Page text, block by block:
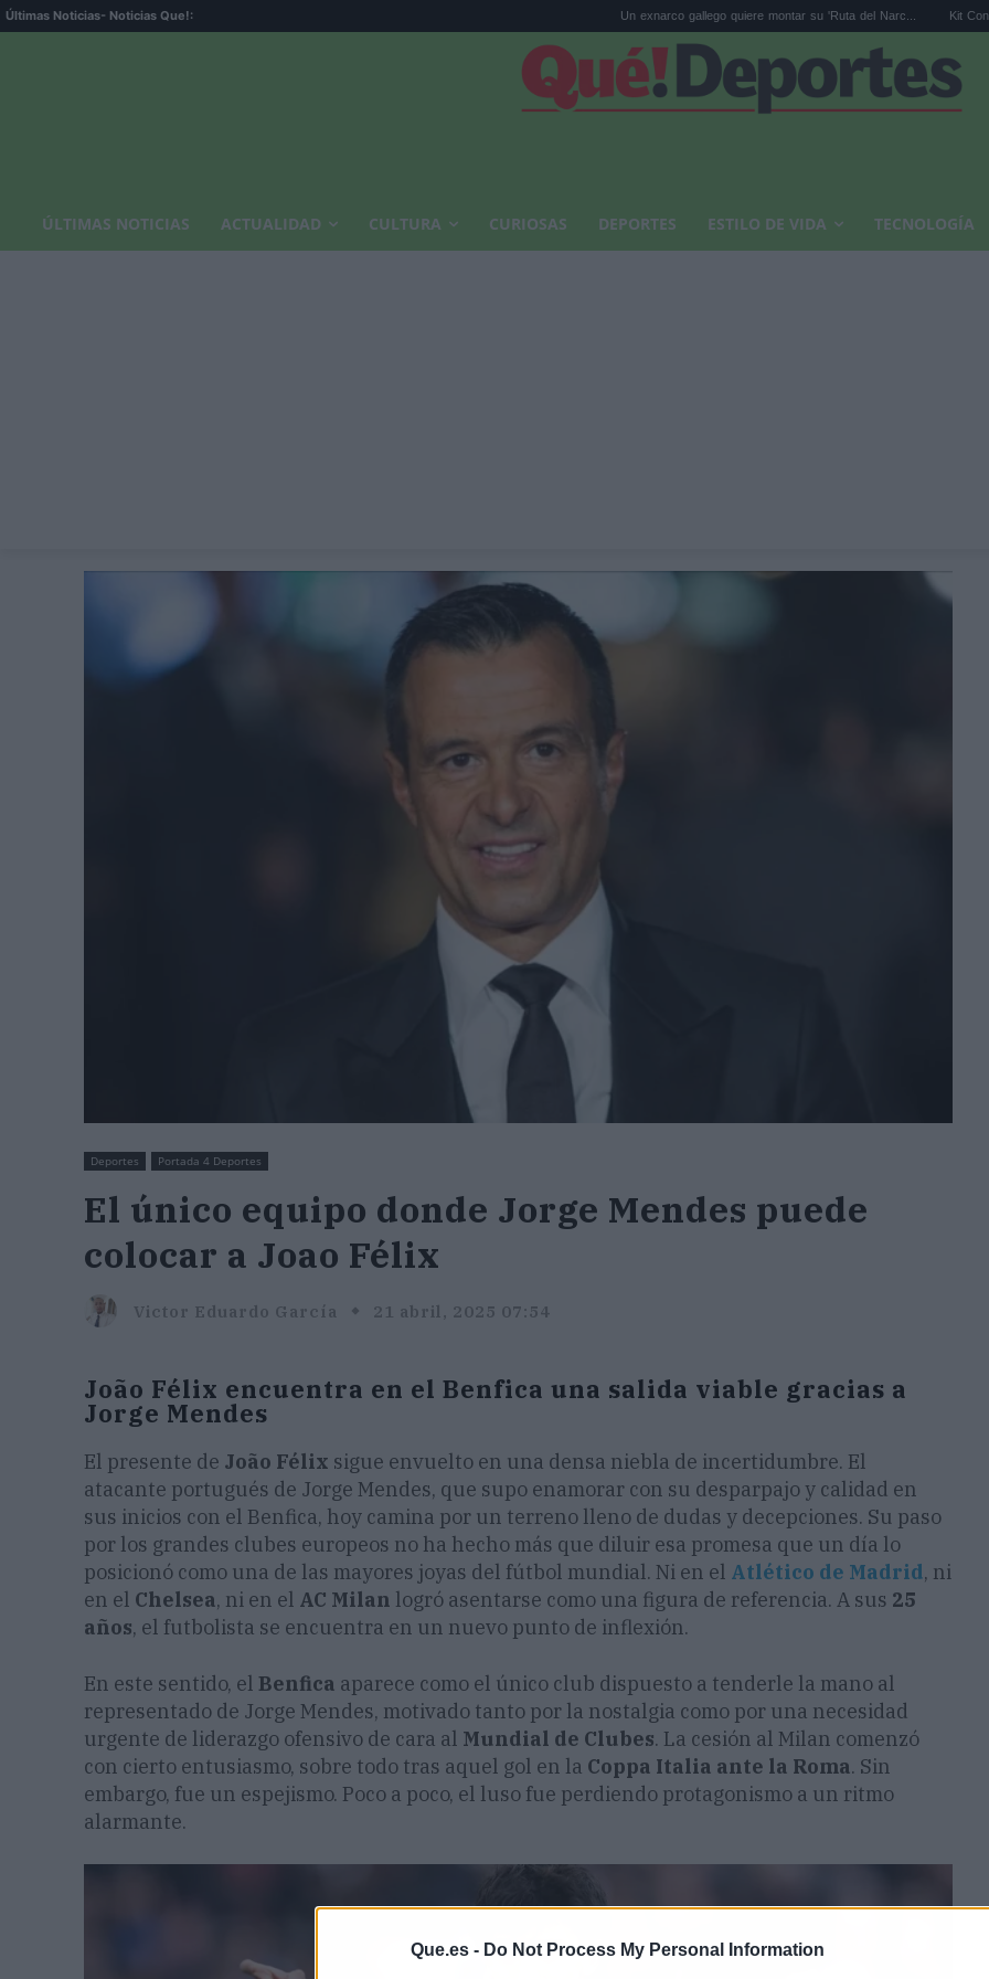
Que.es - Do Not Process My Personal Information
Últimas Noticias- Noticias Que!: Un exnarco gallego quiere montar su 'Ruta del Narc... Kit Connor será
ÚLTIMAS NOTICIAS ACTUALIDAD CULTURA CURIOSAS DEPORTES ESTILO DE VIDA TECNOLOGÍA
Deportes Portada 4 Deportes
El único equipo donde Jorge Mendes puede
colocar a Joao Félix
Victor Eduardo García 21 abril, 2025 07:54
João Félix encuentra en el Benfica una salida viable gracias a
Jorge Mendes
El presente de João Félix sigue envuelto en una densa niebla de incertidumbre. El
atacante portugués de Jorge Mendes, que supo enamorar con su desparpajo y calidad en
sus inicios con el Benfica, hoy camina por un terreno lleno de dudas y decepciones. Su paso
por los grandes clubes europeos no ha hecho más que diluir esa promesa que un día lo
posicionó como una de las mayores joyas del fútbol mundial. Ni en el Atlético de Madrid, ni
en el Chelsea, ni en el AC Milan logró asentarse como una figura de referencia. A sus 25
años, el futbolista se encuentra en un nuevo punto de inflexión.
En este sentido, el Benfica aparece como el único club dispuesto a tenderle la mano al
representado de Jorge Mendes, motivado tanto por la nostalgia como por una necesidad
urgente de liderazgo ofensivo de cara al Mundial de Clubes. La cesión al Milan comenzó
con cierto entusiasmo, sobre todo tras aquel gol en la Coppa Italia ante la Roma. Sin
embargo, fue un espejismo. Poco a poco, el luso fue perdiendo protagonismo a un ritmo
alarmante.